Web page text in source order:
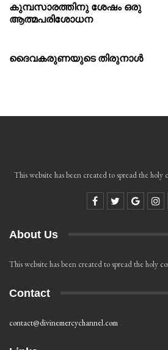
കുമ്പസാരത്തിനു ശേഷം ഒരു
ആത്മപരിശോധന
ദൈവകരുണയുടെ തിരുനാൾ
This website has been created to spread the
About Us
This website has been created to spread the holy
Contact
contact@divinemercychannel.com